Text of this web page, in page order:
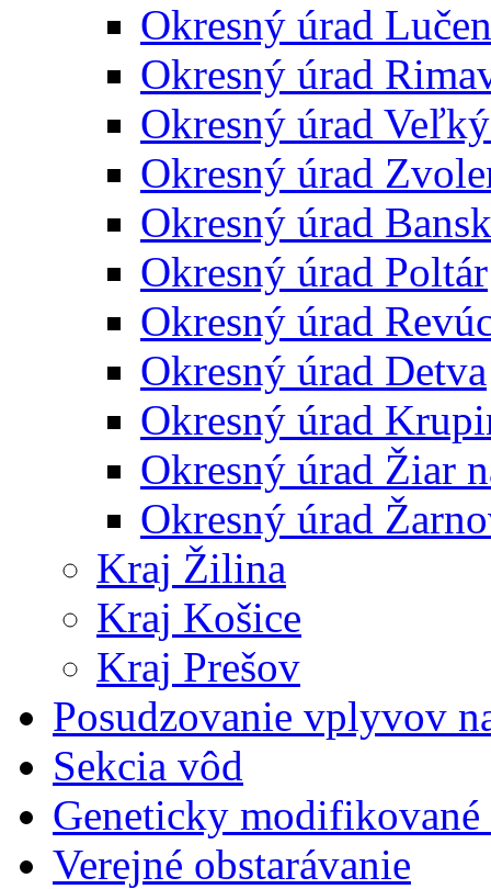
Okresný úrad
Okresný úrad
Okresný úrad
Okresný úrad
Okresný úrad
Okresný úrad Poltár
Okresný úrad
Okresný úrad Detva
Okresný úrad
Okresný úrad Žiar
Okresný úrad
Kraj Žilina
Kraj Košice
Kraj Prešov
Posudzovanie vplyvov
Sekcia vôd
Geneticky
Verejné obstarávanie